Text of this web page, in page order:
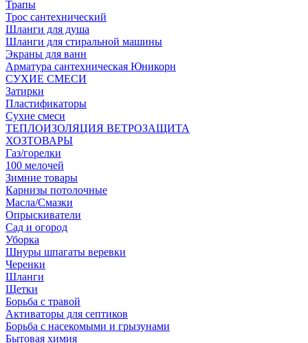
Трапы
Трос сантехнический
Шланги для душа
Шланги для стиральной машины
Экраны для ванн
Арматура сантехническая Юникорн
СУХИЕ СМЕСИ
Затирки
Пластификаторы
Сухие смеси
ТЕПЛОИЗОЛЯЦИЯ ВЕТРОЗАЩИТА
ХОЗТОВАРЫ
Газ/горелки
100 мелочей
Зимние товары
Карнизы потолочные
Масла/Смазки
Опрыскиватели
Сад и огород
Уборка
Шнуры шпагаты веревки
Черенки
Шланги
Щетки
Борьба с травой
Активаторы для септиков
Борьба с насекомыми и грызунами
Бытовая химия